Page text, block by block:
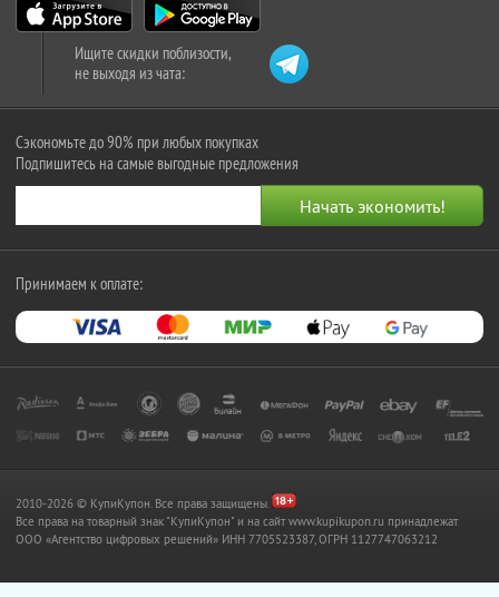
Ищите скидки поблизости,
не выходя из чата:
Сэкономьте до 90% при любых покупках
Подпишитесь на самые выгодные предложения
Принимаем к оплате:
2010-2026 © КупиКупон. Все права защищены.
Все права на товарный знак "КупиКупон" и на сайт www.kupikupon.ru принадлежат
OOO «Агентство цифровых решений» ИНН 7705523387, ОГРН 1127747063212